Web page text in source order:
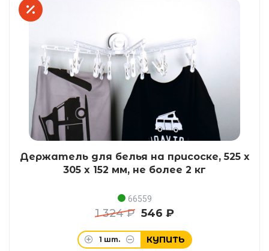
Держатель для белья на присоске, 525 x
305 x 152 мм, не более 2 кг
66559
1 324 ₽ 546 ₽
1 шт. КУПИТЬ